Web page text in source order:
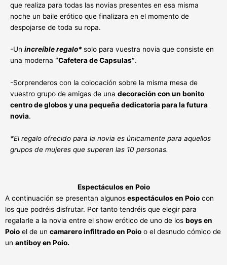
que realiza para todas las novias presentes en esa misma
noche un baile erótico que finalizara en el momento de
despojarse de toda su ropa.
-Un increíble regalo* solo para vuestra novia que consiste en
una moderna “Cafetera de Capsulas”.
-Sorprenderos con la colocación sobre la misma mesa de
vuestro grupo de amigas de una decoración con un bonito
centro de globos y una pequeña dedicatoria para la futura
novia.
*El regalo ofrecido para la novia es únicamente para aquellos
grupos de mujeres que superen las 10 personas.
Espectáculos en Poio
A continuación se presentan algunosespectáculos en Poio con
los que podréis disfrutar. Por tanto tendréis que elegir para
regalarle a la novia entre el show erótico de uno de los boys en
Poio el de un camarero infiltrado en Poio o el desnudo cómico de
un antiboy en Poio.